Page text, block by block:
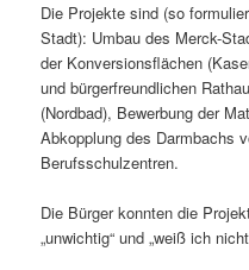
Die Projekte sind (so
Stadt): Umbau des Merck-
der Konversionsflächen
und bürgerfreundlichen
(Nordbad), Bewerbung der
Abkopplung des Darmbachs
Berufsschulzentren.
Die Bürger konnten die
„unwichtig“ und „weiß ich